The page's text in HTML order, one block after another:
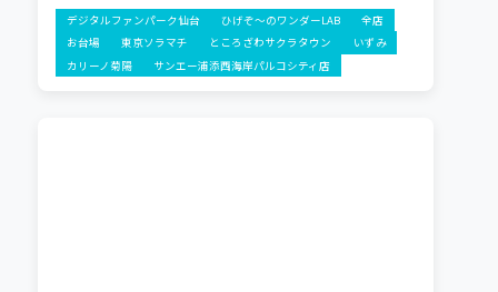
デジタルファンパーク仙台 ひげぞ～のワンダーLAB
全店
お台場
東京ソラマチ ところざわサクラタウン
いずみ
カリーノ菊陽
サンエー浦添西海岸パルコシティ店